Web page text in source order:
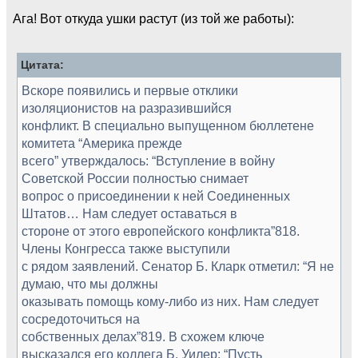
Ага! Вот откуда ушки растут (из той же работы):
Цитата:
Вскоре появились и первые отклики
изоляционистов на разразившийся
конфликт. В специально выпущенном бюллетене
комитета “Америка прежде
всего” утверждалось: “Вступление в войну
Советской России полностью снимает
вопрос о присоединении к ней Соединенных
Штатов… Нам следует оставаться в
стороне от этого европейского конфликта”818.
Члены Конгресса также выступили
с рядом заявлений. Сенатор Б. Кларк отметил: “Я не
думаю, что мы должны
оказывать помощь кому-либо из них. Нам следует
сосредоточиться на
собственных делах”819. В схожем ключе
высказался его коллега Б. Уилер: “Пусть